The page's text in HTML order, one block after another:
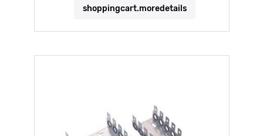
shoppingcart.moredetails